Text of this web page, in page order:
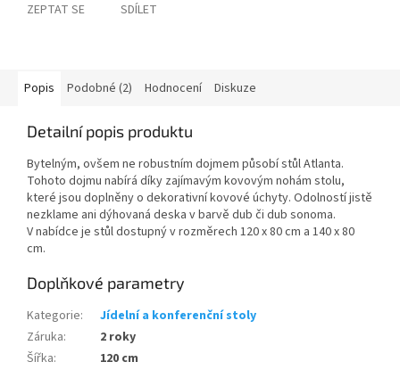
ZEPTAT SE SDÍLET
Popis Podobné (2) Hodnocení Diskuze
Detailní popis produktu
Bytelným, ovšem ne robustním dojmem působí stůl Atlanta.
Tohoto dojmu nabírá díky zajímavým kovovým nohám stolu,
které jsou doplněny o dekorativní kovové úchyty. Odolností jistě
nezklame ani dýhovaná deska v barvě dub či dub sonoma.
V nabídce je stůl dostupný v rozměrech 120 x 80 cm a 140 x 80
cm.
Doplňkové parametry
Kategorie:
Jídelní a konferenční stoly
Záruka:
2 roky
Šířka:
120 cm